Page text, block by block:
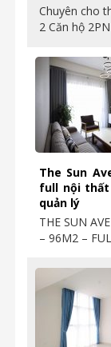
Chuyên cho
2 Căn hộ
The Sun
full nội thất
quản lý
THE SUN
– 96M2 –